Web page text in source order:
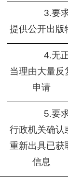
3.要
提供公开出版
4.无
当理由大量反
申请
5.要
行政机关确认
重新出具已获
信息